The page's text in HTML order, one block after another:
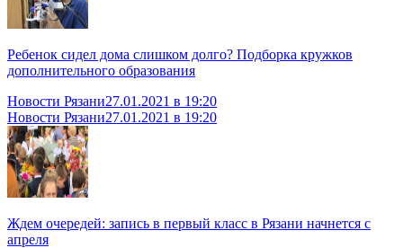
Ребенок сидел дома слишком долго? Подборка кружков
дополнительного образования
Новости Рязани27.01.2021 в 19:20
Новости Рязани27.01.2021 в 19:20
Ждем очередей: запись в первый класс в Рязани начнется с
апреля